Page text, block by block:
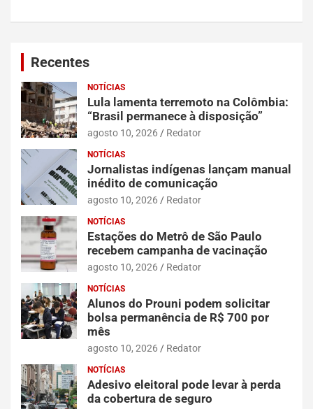
Recentes
NOTÍCIAS
Lula lamenta terremoto na Colômbia:
“Brasil permanece à disposição”
agosto 10, 2026 Redator
NOTÍCIAS
Jornalistas indígenas lançam manual
inédito de comunicação
agosto 10, 2026 Redator
NOTÍCIAS
Estações do Metrô de São Paulo
recebem campanha de vacinação
agosto 10, 2026 Redator
NOTÍCIAS
Alunos do Prouni podem solicitar
bolsa permanência de R$ 700 por
mês
agosto 10, 2026 Redator
NOTÍCIAS
Adesivo eleitoral pode levar à perda
da cobertura de seguro